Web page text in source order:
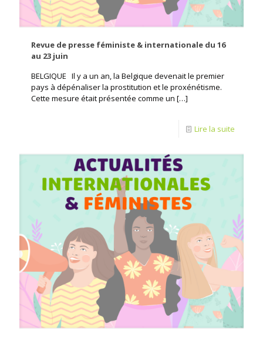
Revue de presse féministe & internationale du 16
au 23 juin
BELGIQUE Il y a un an, la Belgique devenait le premier
pays à dépénaliser la prostitution et le proxénétisme.
Cette mesure était présentée comme un […]
Lire la suite